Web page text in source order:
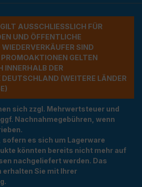
AUSSCHLIESSLICH FÜR G
UND ÖFFENTLICHE A
SIND A
GELTEN A
DER BU
(WEITERE LÄNDER NU
sich zzgl. Mehrwertsteuer und
Nachnahmegebühren, wenn
es sich um Lagerware
könnten bereits nicht mehr auf
nachgeliefert werden. Das
erhalten Sie mit Ihrer